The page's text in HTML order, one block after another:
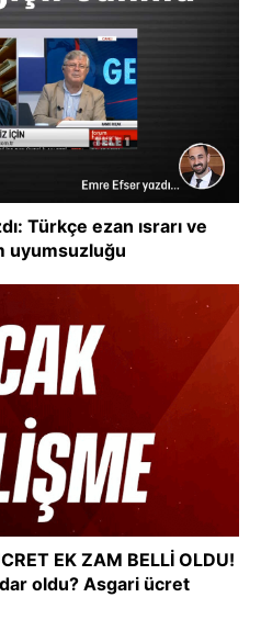
Türkçe ezan ısrarı ve
uyumsuzluğu
EK ZAM BELLİ OLDU!
oldu? Asgari ücret